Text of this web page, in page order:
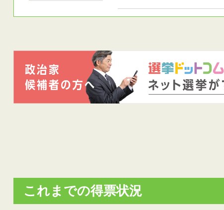
これまでの得票状況